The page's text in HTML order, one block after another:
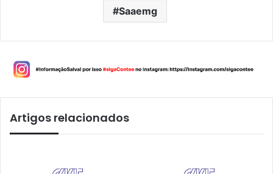
Saaemg
Artigos relacionados